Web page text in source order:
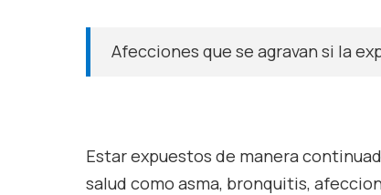
Afecciones que se agravan si la
Estar expuestos de manera
salud como asma, bronquitis,